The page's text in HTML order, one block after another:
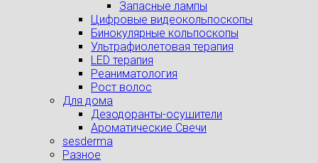
Запасные лампы
Цифровые видеокольпоскопы
Бинокулярные кольпоскопы
Ультрафиолетовая терапия
LED терапия
Реаниматология
Рост волос
Для дома
Дезодоранты-осушители
Ароматические Свечи
sesderma
Разное